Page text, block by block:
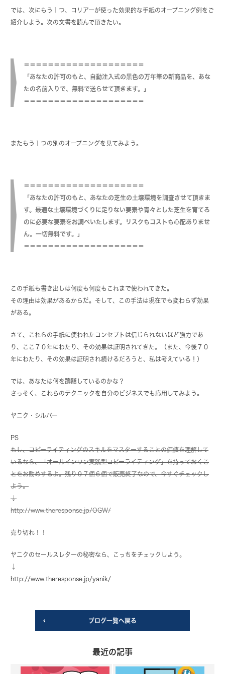
では、次にもう１つ、コリアーが使った効果的な手紙のオープニング例をご
紹介しよう。次の文書を読んで頂きたい。
＝＝＝＝＝＝＝＝＝＝＝＝＝＝＝＝＝＝＝＝
「あなたの許可のもと、自動注入式の黒色の万年筆の新商品を、あな
たの名前入りで、無料で送らせて頂きます。」
＝＝＝＝＝＝＝＝＝＝＝＝＝＝＝＝＝＝＝＝
またもう１つの別のオープニングを見てみよう。
＝＝＝＝＝＝＝＝＝＝＝＝＝＝＝＝＝＝＝＝
「あなたの許可のもと、あなたの芝生の土壌環境を調査させて頂きま
す。最適な土壌環境づくりに足りない要素や青々とした芝生を育てる
のに必要な要素をお調べいたします。リスクもコストも心配ありませ
ん。一切無料です。」
＝＝＝＝＝＝＝＝＝＝＝＝＝＝＝＝＝＝＝＝
この手紙も書き出しは何度も何度もこれまで使われてきた。
その理由は効果があるからだ。そして、この手法は現在でも変わらず効果
がある。
さて、これらの手紙に使われたコンセプトは信じられないほど強力であ
り、ここ７０年にわたり、その効果は証明されてきた。（また、今後７０
年にわたり、その効果は証明され続けるだろうと、私は考えている！）
では、あなたは何を躊躇しているのかな？
さっそく、これらのテクニックを自分のビジネスでも応用してみよう。
ヤニク・シルバー
PS
もし、コピーライティングのスキルをマスターすることの価値を理解して
いるなら、「オールインワン実践型コピーライティング」を持っておくこ
とをお勧めするよ。残り９７個６個で販売終了なので、今すぐチェックし
よう。
↓
http://www.theresponse.jp/OGW/
売り切れ！！
ヤニクのセールスレターの秘密なら、こっちをチェックしよう。
↓
http://www.theresponse.jp/yanik/
ブログ一覧へ戻る
最近の記事